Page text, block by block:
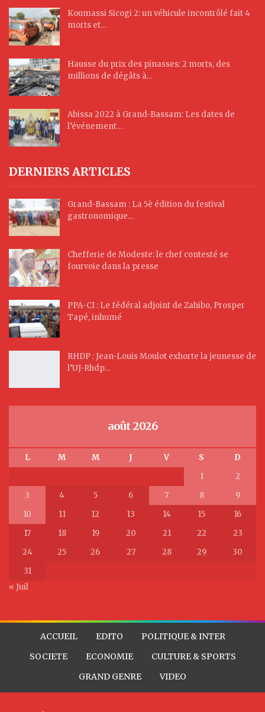
Koumassi Sicogi 2: un véhicule incontrôlé fait 4
morts et…
Hausse du prix des pinasses: 2 morts, des
millions de dégâts à…
Abissa 2022 à Grand-Bassam: Les dates de
l’événement…
DERNIERS ARTICLES
Grand-Bassam : La 5è édition du festival
gastronomique…
Chefferie de Modeste: le chef contesté se
fourvoie dans la presse
PPA-CI : Le fédéral adjoint de Zahibo, Prosper
Tapé, inhumé
RHDP : Jean-Louis Moulot exhorte la jeunesse de
l’UJ-Rhdp…
août 2026
L M M J V S
D
1
2
3
4 5 6 7 8
9
10
11 12 13 14 15
16
17
18 19 20 21 22
23
24
25 26 27 28 29
30
31
« Juil
ACCUEIL EDITO
POLITIQUE & INTER
SOCIETE
ECONOMIE
CULTURE & SPORTS
GRAND GENRE
VIDEO